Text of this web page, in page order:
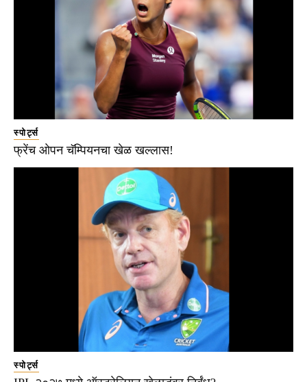
स्पोर्ट्स
फ्रेंच ओपन चॅम्पियनचा खेळ खल्लास!
स्पोर्ट्स